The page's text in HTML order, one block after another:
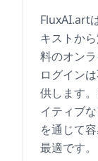
FluxAI.art
キストか
料のオン
ログイン
供します
イティブ
を通じて
最適です。